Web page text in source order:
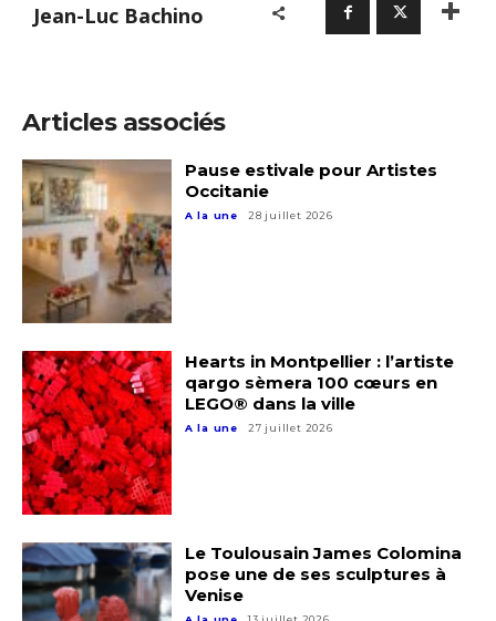
Adresse email*
Nom
Prénom
Adresse email*
Jean-Luc Bachino
Articles associés
Pause estivale pour Artistes
Occitanie
A la une 28 juillet 2026
Hearts in Montpellier : l’artiste
qargo sèmera 100 cœurs en
LEGO® dans la ville
A la une 27 juillet 2026
Le Toulousain James Colomina
pose une de ses sculptures à
Venise